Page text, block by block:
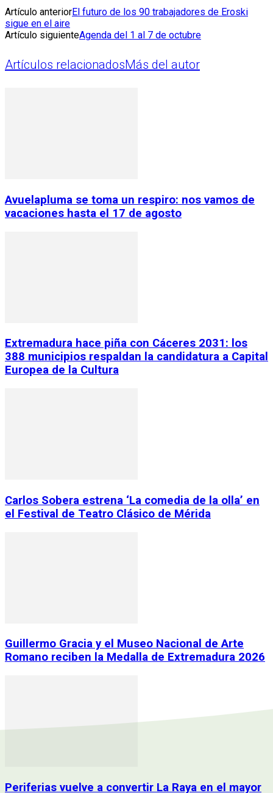
Artículo anteriorEl futuro de los 90 trabajadores de Eroski
sigue en el aire
Artículo siguienteAgenda del 1 al 7 de octubre
Artículos relacionadosMás del autor
Avuelapluma se toma un respiro: nos vamos de
vacaciones hasta el 17 de agosto
Extremadura hace piña con Cáceres 2031: los
388 municipios respaldan la candidatura a Capital
Europea de la Cultura
Carlos Sobera estrena ‘La comedia de la olla’ en
el Festival de Teatro Clásico de Mérida
Guillermo Gracia y el Museo Nacional de Arte
Romano reciben la Medalla de Extremadura 2026
Periferias vuelve a convertir La Raya en el mayor